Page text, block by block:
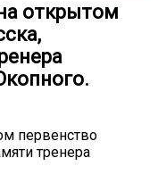
открытом
первенство
тренера